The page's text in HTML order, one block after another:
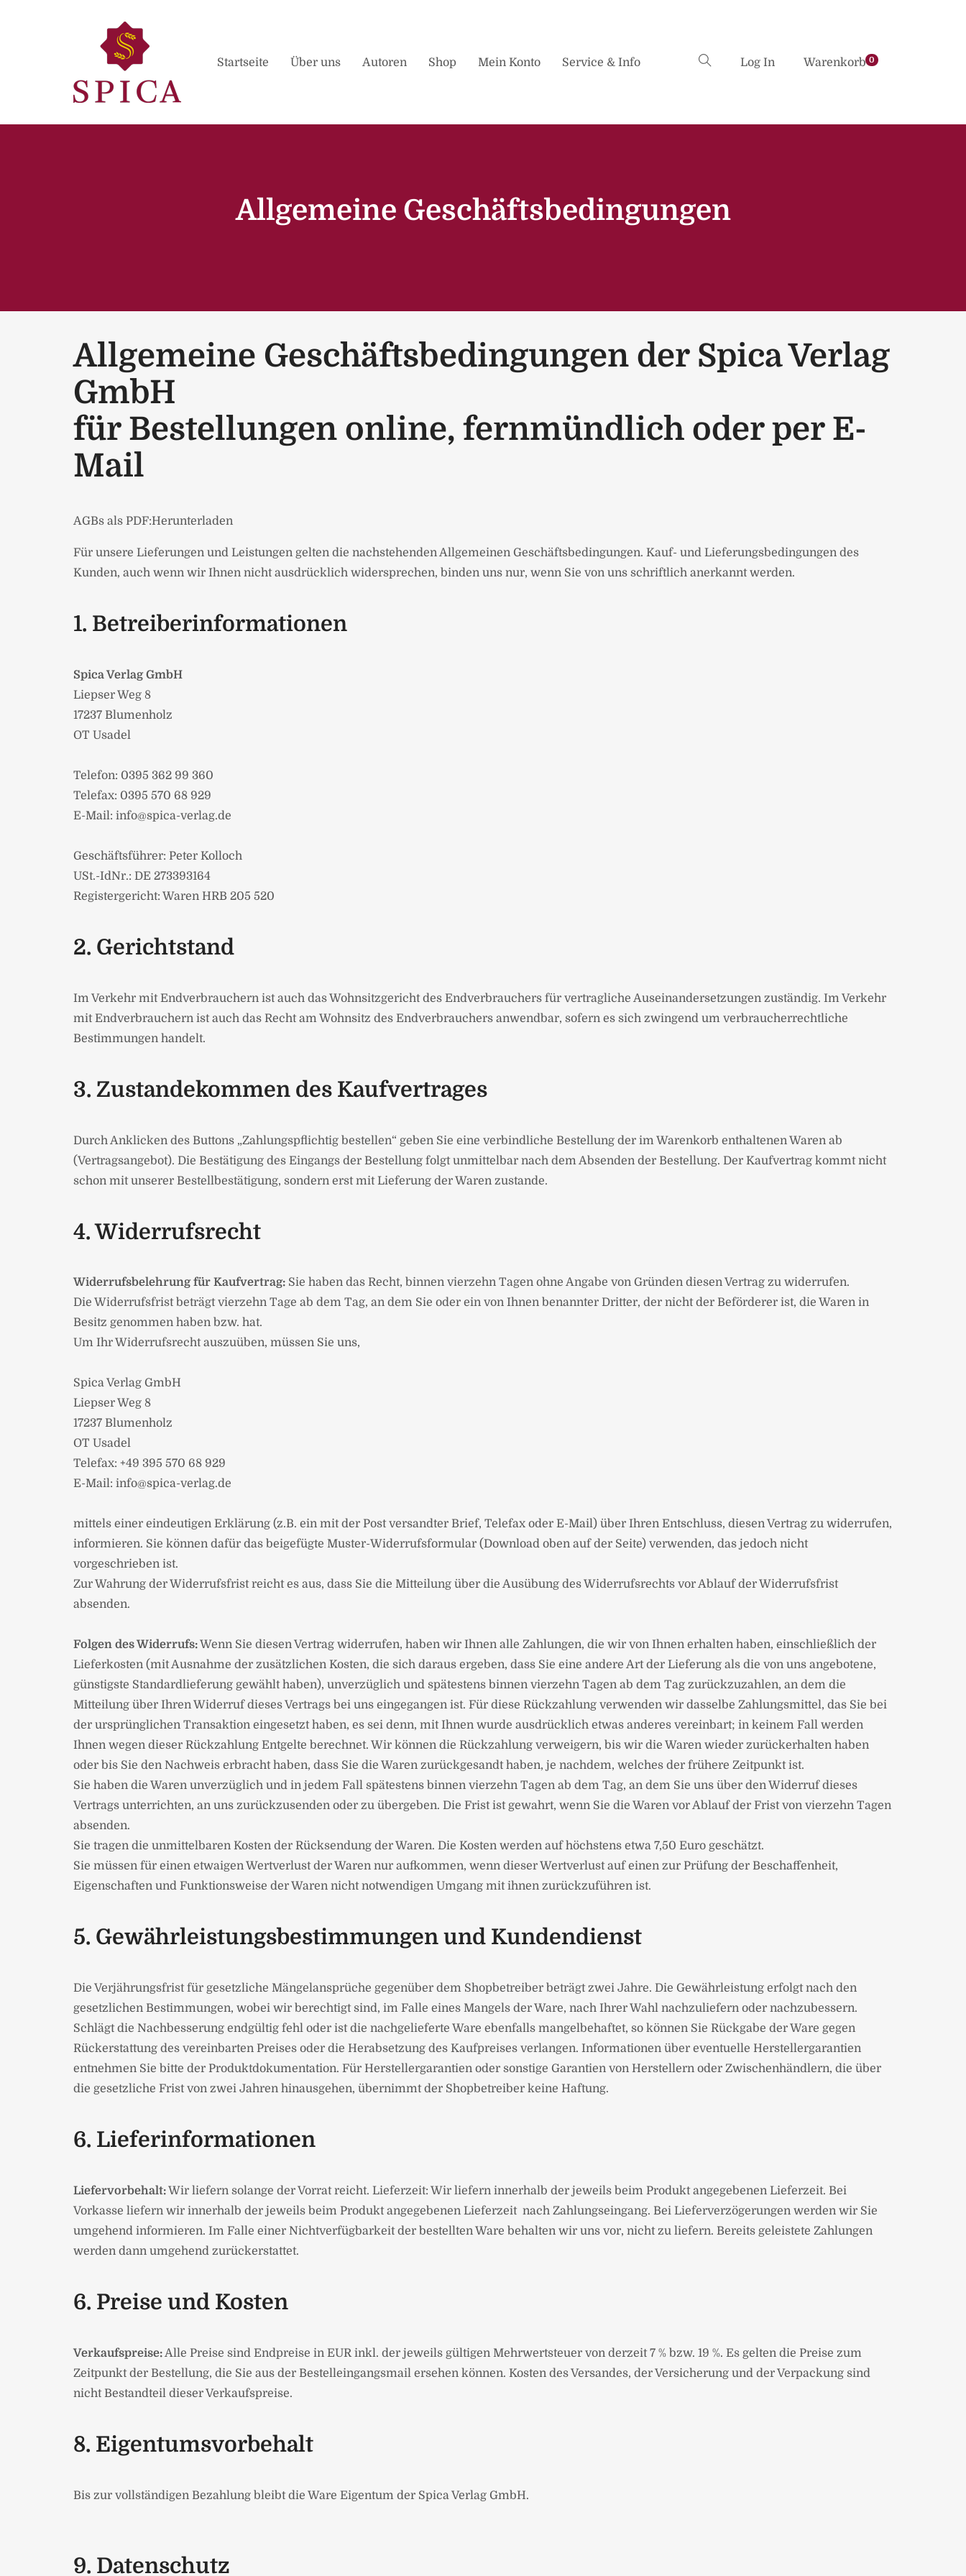
Startseite Über uns Autoren Shop Mein Konto Service & Info Log In Warenkorb0
Allgemeine Geschäftsbedingungen
Allgemeine Geschäftsbedingungen der Spica Verlag
GmbH
für Bestellungen online, fernmündlich oder per E-
Mail
AGBs als PDF:Herunterladen
Für unsere Lieferungen und Leistungen gelten die nachstehenden Allgemeinen Geschäftsbedingungen. Kauf- und Lieferungsbedingungen des
Kunden, auch wenn wir Ihnen nicht ausdrücklich widersprechen, binden uns nur, wenn Sie von uns schriftlich anerkannt werden.
1. Betreiberinformationen
Spica Verlag GmbH
Liepser Weg 8
17237 Blumenholz
OT Usadel
Telefon: 0395 362 99 360
Telefax: 0395 570 68 929
E-Mail: info@spica-verlag.de
Geschäftsführer: Peter Kolloch
USt.-IdNr.: DE 273393164
Registergericht: Waren HRB 205 520
2. Gerichtstand
Im Verkehr mit Endverbrauchern ist auch das Wohnsitzgericht des Endverbrauchers für vertragliche Auseinandersetzungen zuständig. Im Verkehr
mit Endverbrauchern ist auch das Recht am Wohnsitz des Endverbrauchers anwendbar, sofern es sich zwingend um verbraucherrechtliche
Bestimmungen handelt.
3. Zustandekommen des Kaufvertrages
Durch Anklicken des Buttons „Zahlungspflichtig bestellen“ geben Sie eine verbindliche Bestellung der im Warenkorb enthaltenen Waren ab
(Vertragsangebot). Die Bestätigung des Eingangs der Bestellung folgt unmittelbar nach dem Absenden der Bestellung. Der Kaufvertrag kommt nicht
schon mit unserer Bestellbestätigung, sondern erst mit Lieferung der Waren zustande.
4. Widerrufsrecht
Widerrufsbelehrung für Kaufvertrag: Sie haben das Recht, binnen vierzehn Tagen ohne Angabe von Gründen diesen Vertrag zu widerrufen.
Die Widerrufsfrist beträgt vierzehn Tage ab dem Tag, an dem Sie oder ein von Ihnen benannter Dritter, der nicht der Beförderer ist, die Waren in
Besitz genommen haben bzw. hat.
Um Ihr Widerrufsrecht auszuüben, müssen Sie uns,
Spica Verlag GmbH
Liepser Weg 8
17237 Blumenholz
OT Usadel
Telefax: +49 395 570 68 929
E-Mail: info@spica-verlag.de
mittels einer eindeutigen Erklärung (z.B. ein mit der Post versandter Brief, Telefax oder E-Mail) über Ihren Entschluss, diesen Vertrag zu widerrufen,
informieren. Sie können dafür das beigefügte Muster-Widerrufsformular (Download oben auf der Seite) verwenden, das jedoch nicht
vorgeschrieben ist.
Zur Wahrung der Widerrufsfrist reicht es aus, dass Sie die Mitteilung über die Ausübung des Widerrufsrechts vor Ablauf der Widerrufsfrist
absenden.
Folgen des Widerrufs:Wenn Sie diesen Vertrag widerrufen, haben wir Ihnen alle Zahlungen, die wir von Ihnen erhalten haben, einschließlich der
Lieferkosten (mit Ausnahme der zusätzlichen Kosten, die sich daraus ergeben, dass Sie eine andere Art der Lieferung als die von uns angebotene,
günstigste Standardlieferung gewählt haben), unverzüglich und spätestens binnen vierzehn Tagen ab dem Tag zurückzuzahlen, an dem die
Mitteilung über Ihren Widerruf dieses Vertrags bei uns eingegangen ist. Für diese Rückzahlung verwenden wir dasselbe Zahlungsmittel, das Sie bei
der ursprünglichen Transaktion eingesetzt haben, es sei denn, mit Ihnen wurde ausdrücklich etwas anderes vereinbart; in keinem Fall werden
Ihnen wegen dieser Rückzahlung Entgelte berechnet. Wir können die Rückzahlung verweigern, bis wir die Waren wieder zurückerhalten haben
oder bis Sie den Nachweis erbracht haben, dass Sie die Waren zurückgesandt haben, je nachdem, welches der frühere Zeitpunkt ist.
Sie haben die Waren unverzüglich und in jedem Fall spätestens binnen vierzehn Tagen ab dem Tag, an dem Sie uns über den Widerruf dieses
Vertrags unterrichten, an uns zurückzusenden oder zu übergeben. Die Frist ist gewahrt, wenn Sie die Waren vor Ablauf der Frist von vierzehn Tagen
absenden.
Sie tragen die unmittelbaren Kosten der Rücksendung der Waren. Die Kosten werden auf höchstens etwa 7,50 Euro geschätzt.
Sie müssen für einen etwaigen Wertverlust der Waren nur aufkommen, wenn dieser Wertverlust auf einen zur Prüfung der Beschaffenheit,
Eigenschaften und Funktionsweise der Waren nicht notwendigen Umgang mit ihnen zurückzuführen ist.
5. Gewährleistungsbestimmungen und Kundendienst
Die Verjährungsfrist für gesetzliche Mängelansprüche gegenüber dem Shop­betreiber beträgt zwei Jahre. Die Gewährleistung erfolgt nach den
gesetzlichen Bestimmungen, wobei wir berechtigt sind, im Falle eines Mangels der Ware, nach Ihrer Wahl nachzuliefern oder nachzubessern.
Schlägt die Nachbesserung endgültig fehl oder ist die nachgelieferte Ware ebenfalls mangelbehaftet, so können Sie Rückgabe der Ware gegen
Rückerstattung des vereinbarten Preises oder die Herabsetzung des Kaufpreises verlangen. Informationen über eventuelle Herstellergarantien
entnehmen Sie bitte der Produktdokumentation. Für Herstellergarantien oder sonstige Garantien von Herstellern oder Zwischenhändlern, die über
die gesetzliche Frist von zwei Jahren hinausgehen, übernimmt der Shopbetreiber keine Haftung.
6. Lieferinformationen
Liefervorbehalt:Wir liefern solange der Vorrat reicht. ­Lieferzeit: Wir liefern innerhalb der jeweils beim Produkt angegebenen Lieferzeit. Bei
Vorkasse liefern wir innerhalb der jeweils beim Produkt angegebenen Lieferzeit nach Zahlungseingang. Bei Lieferverzögerungen werden wir Sie
umgehend informieren. Im Falle einer Nichtverfügbarkeit der bestellten Ware behalten wir uns vor, nicht zu liefern. Bereits geleistete Zahlungen
werden dann umgehend zurückerstattet.
6. Preise und Kosten
Verkaufspreise:Alle Preise sind Endpreise in EUR inkl. der jeweils gültigen Mehrwertsteuer von derzeit 7 % bzw. 19 %. Es gelten die Preise zum
Zeitpunkt der Bestellung, die Sie aus der Bestelleingangsmail ersehen können. Kosten des Versandes, der Versicherung und der Verpackung sind
nicht Bestandteil dieser Verkaufspreise.
8. Eigentumsvorbehalt
Bis zur vollständigen Bezahlung bleibt die Ware Eigentum der Spica Verlag GmbH.
9. Datenschutz